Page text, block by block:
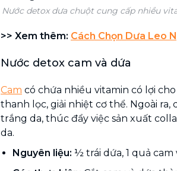
Nước detox dưa chuột cung cấp nhiều
>> Xem thêm: Cách Chọn Dưa Leo
Nước detox cam và dứa
Cam có chứa nhiều vitamin có lợi cho
thanh lọc, giải nhiệt cơ thể. Ngoài ra,
trắng da, thúc đẩy việc sản xuất
da.
Nguyên liệu: ½ trái dứa, 1 quả cam